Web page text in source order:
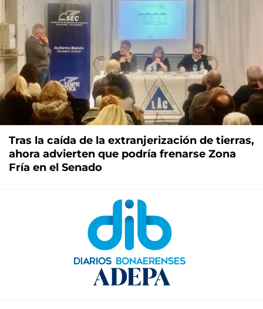
Tras la caída de la extranjerización de tierras,
ahora advierten que podría frenarse Zona
Fría en el Senado